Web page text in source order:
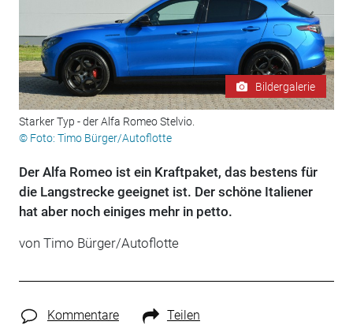
Bildergalerie
Starker Typ - der Alfa Romeo Stelvio.
© Foto: Timo Bürger/Autoflotte
Der Alfa Romeo ist ein Kraftpaket, das bestens für
die Langstrecke geeignet ist. Der schöne Italiener
hat aber noch einiges mehr in petto.
von Timo Bürger/Autoflotte
Kommentare Teilen